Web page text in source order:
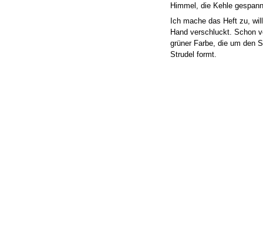
Himmel, die Kehle
Ich mache das Heft zu,
Hand verschluckt. Schon
grüner Farbe, die um den
Strudel formt.